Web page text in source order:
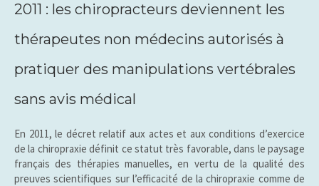
2011 : les chiropracteurs deviennent les
thérapeutes non médecins autorisés à
pratiquer des manipulations vertébrales
sans avis médical
En 2011, le décret relatif aux actes et aux conditions d’exercice
de la chiropraxie définit ce statut très favorable, dans le paysage
français des thérapies manuelles, en vertu de la qualité des
preuves scientifiques sur l’efficacité de la chiropraxie comme de